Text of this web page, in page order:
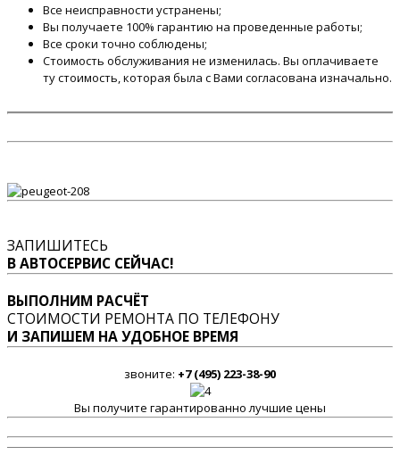
Все неисправности устранены;
Вы получаете 100% гарантию на проведенные работы;
Все сроки точно соблюдены;
Стоимость обслуживания не изменилась. Вы оплачиваете
ту стоимость, которая была с Вами согласована изначально.
ЗАПИШИТЕСЬ
В АВТОСЕРВИС СЕЙЧАС!
ВЫПОЛНИМ РАСЧЁТ
СТОИМОСТИ РЕМОНТА ПО ТЕЛЕФОНУ
И ЗАПИШЕМ НА УДОБНОЕ ВРЕМЯ
звоните: +7 (495) 223-38-90
Вы получите гарантированно лучшие цены